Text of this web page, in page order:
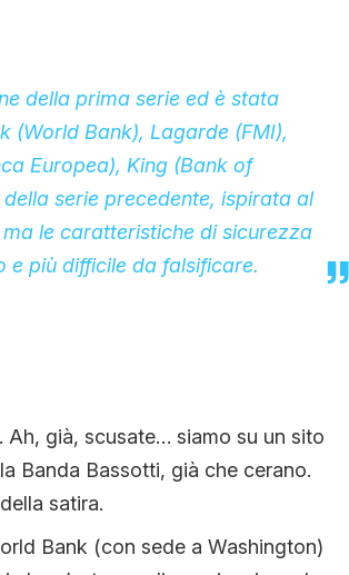
della prima serie ed è stata
(World Bank), Lagarde (FMI),
Europea), King (Bank of
serie precedente, ispirata al
le caratteristiche di sicurezza
e più difficile da falsificare.
Ah, già, scusate… siamo su un sito
Banda Bassotti, già che cerano.
satira.
Bank (con sede a Washington)